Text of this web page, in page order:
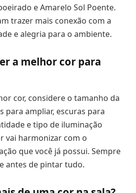
e Amarelo Sol Poente.
trazer mais conexão com a
e alegria para o ambiente.
a melhor cor para
cor, considere o tamanho da
para ampliar, escuras para
e tipo de iluminação
vai harmonizar com o
que você já possui. Sempre
antes de pintar tudo.